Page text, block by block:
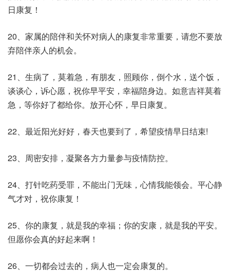
日康复！
20、家属的陪伴和关怀对病人的康复非常重要，请您不要放
弃陪伴亲人的机会。
21、生病了，莫着急，有朋友，照顾你，倒个水，送个饭，
谈谈心，诉心愿，祝你早平安，幸福陪身边。如意吉祥莫着
急，等你好了都给你。放开心怀，早日康复。
22、最近阳光好好，春天也要到了，希望疫情早日结束!
23、周密安排，凝聚各方力量参与疫情防控。
24、打针吃药受罪，不能出门无味，心情我能领会。平心静
气才对，祝你康复！
25、你的康复，就是我的幸福；你的安康，就是我的平安。
但愿你会真的好起来啊！
26、一切都会过去的，病人也一定会康复的。